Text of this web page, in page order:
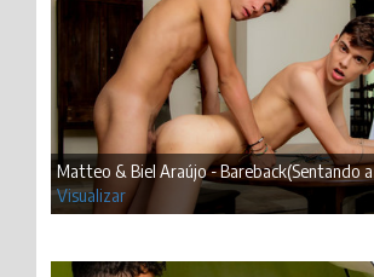
Matteo & Biel Araújo - Bareback(Sentando
Visualizar